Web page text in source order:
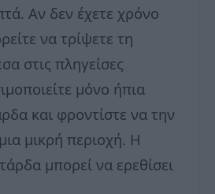
Αν δεν έχετε χρόνο
να τρίψετε τη
στις πληγείσες
μόνο ήπια
και φροντίστε να την
μικρή περιοχή. Η
μπορεί να ερεθίσει